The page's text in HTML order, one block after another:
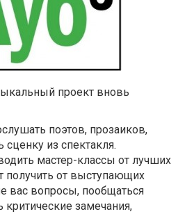
проект вновь
поэтов, прозаиков,
из спектакля.
мастер-классы от лучших
получить от выступающих
вас вопросы, пообщаться
замечания,